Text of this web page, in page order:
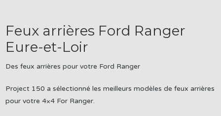
Feux arrières Ford Ranger
Eure-et-Loir
Des feux arrières pour votre Ford Ranger
Project 150 a sélectionné les meilleurs modèles de feux arrières
pour votre 4×4 For Ranger.